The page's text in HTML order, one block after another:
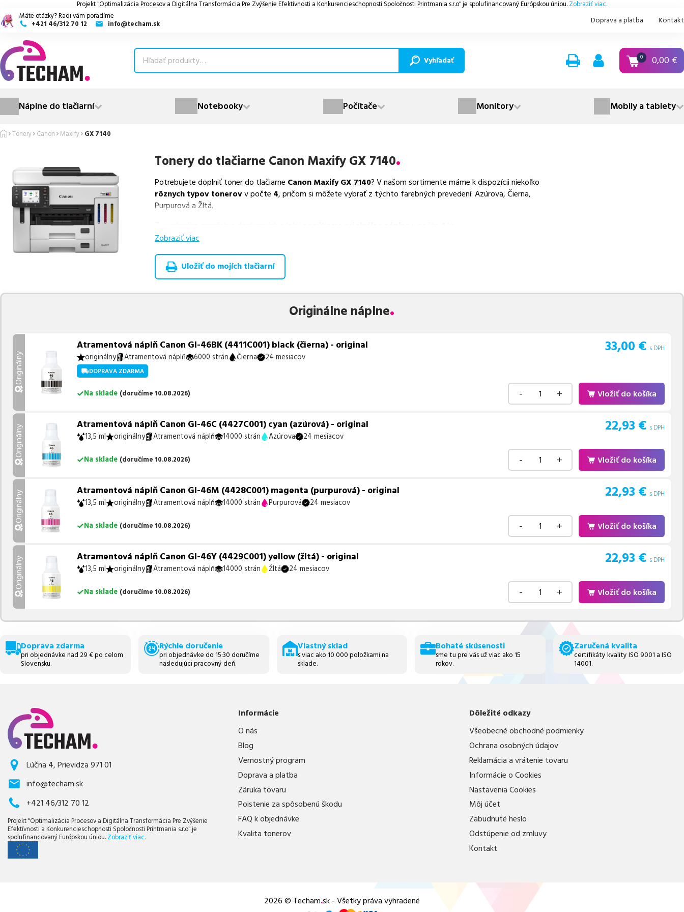
Projekt "Optimalizácia Procesov a Digitálna Transformácia Pre Zvýšenie Efektívnosti a Konkurencieschopnosti Spoločnosti Printmania s.r.o" je spolufinancovaný Európskou úniou. Zobraziť viac.
Máte otázky? Radi vám poradíme
+421 46/312 70 12
info@techam.sk Doprava a platba Kontakt
Vyhľadať 0 0,00 €
Náplne do tlačiarní Notebooky Počítače Monitory Mobily a tablety
Tonery Canon Maxify GX 7140
Tonery do tlačiarne Canon Maxify GX 7140
Potrebujete doplniť toner do tlačiarne Canon Maxify GX 7140? V našom sortimente máme k dispozícii niekoľko
rôznych typov tonerovv počte 4, pričom si môžete vybrať z týchto farebných prevedení: Azúrova, Čierna,
Purpurová a Žltá.
Celá táto certifikovaná ponuka, spĺňajúca normy ISO 9001 a 14001, zaručuje bezproblémovú tlač.
produktu nás nájdete už od22,93€.
Vieme, že pri nákupe zohráva dôležitú úlohu aj dostupnosť. Preto sa snažíme
Ak si pri výbere nie ste istí, ktoré riešenie je pre vaše potreby najvhodnejšie, alebo máte akékoľvek ďalšie otázky,
najlepšie riešenie.
Zobraziť viac
Uložiť do mojích tlačiarní
Originálne náplne
Originálny
Atramentová náplň Canon GI-46BK (4411C001) black (čierna) - original 33,00 € s DPH
originálny Atramentová náplň 6000 strán Čierna 24 mesiacov
DOPRAVA ZDARMA
Na sklade (doručíme 10.08.2026) - + Vložiť do košíka
Originálny Atramentová náplň Canon GI-46C (4427C001) cyan (azúrová) - original 22,93 € s DPH
13,5 ml originálny Atramentová náplň 14000 strán Azúrova 24 mesiacov
Na sklade (doručíme 10.08.2026) - + Vložiť do košíka
Originálny Atramentová náplň Canon GI-46M (4428C001) magenta (purpurová) - original 22,93 € s DPH
13,5 ml originálny Atramentová náplň 14000 strán Purpurová 24 mesiacov
Na sklade (doručíme 10.08.2026) - + Vložiť do košíka
Originálny Atramentová náplň Canon GI-46Y (4429C001) yellow (žltá) - original 22,93 € s DPH
13,5 ml originálny Atramentová náplň 14000 strán Žltá 24 mesiacov
Na sklade (doručíme 10.08.2026) - + Vložiť do košíka
Doprava zdarma
pri objednávke nad 29 € po celom
Slovensku.
Rýchle doručenie
pri objednávke do 15:30 doručíme
nasledujúci pracovný deň.
Vlastný sklad
s viac ako 10 000 položkami na
sklade.
Bohaté skúsenosti
sme tu pre vás už viac ako 15
rokov.
Zaručená kvalita
certifikáty kvality ISO 9001 a ISO
14001.
Lúčna 4, Prievidza 971 01
info@techam.sk
+421 46/312 70 12
Projekt "Optimalizácia Procesov a Digitálna Transformácia Pre Zvýšenie
Efektívnosti a Konkurencieschopnosti Spoločnosti Printmania s.r.o" je
spolufinancovaný Európskou úniou. Zobraziť viac.
Informácie
O nás
Blog
Vernostný program
Doprava a platba
Záruka tovaru
Poistenie za spôsobenú škodu
FAQ k objednávke
Kvalita tonerov
Dôležité odkazy
Všeobecné obchodné podmienky
Ochrana osobných údajov
Reklamácia a vrátenie tovaru
Informácie o Cookies
Nastavenia Cookies
Môj účet
Zabudnuté heslo
Odstúpenie od zmluvy
Kontakt
2026 © Techam.sk - Všetky práva vyhradené